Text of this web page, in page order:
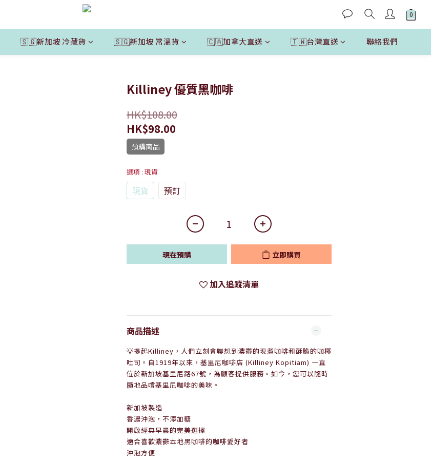
🇸🇬新加坡 冷藏貨 🇸🇬新加坡 常溫貨 🇨🇦加拿大直送 🇹🇼台灣直送 聯絡我們
Killiney 優質黑咖啡
HK$108.00
HK$98.00
預購商品
選項 : 現貨
現貨 預訂
現在預購 立即購買
加入追蹤清單
商品描述
💡提起Killiney，人們立刻會聯想到濃鬱的現煮咖啡和酥脆的咖椰
吐司。自1919年以來，基里尼咖啡店 (Killiney Kopitiam) 一直
位於新加坡基里尼路67號，為顧客提供服務。如今，您可以隨時
隨地品嚐基里尼咖啡的美味。
新加坡製造
香濃沖泡，不添加糖
開啟經典早晨的完美選擇
適合喜歡濃鬱本地黑咖啡的咖啡愛好者
沖泡方便